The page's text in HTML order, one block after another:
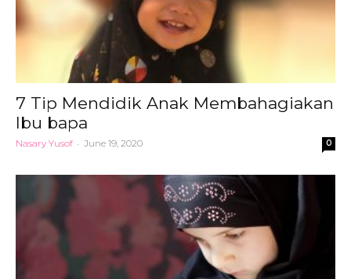
7 Tip Mendidik Anak Membahagiakan
Ibu bapa
Nasary Yusof - June 19, 2020 0